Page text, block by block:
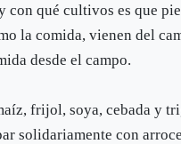
con qué cultivos es que
la comida, vienen del
desde el campo.
frijol, soya, cebada y
solidariamente con